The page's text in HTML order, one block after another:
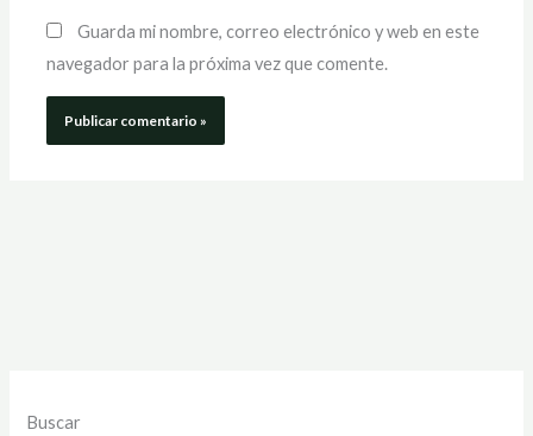
Guarda mi nombre, correo electrónico y web en este
navegador para la próxima vez que comente.
Buscar